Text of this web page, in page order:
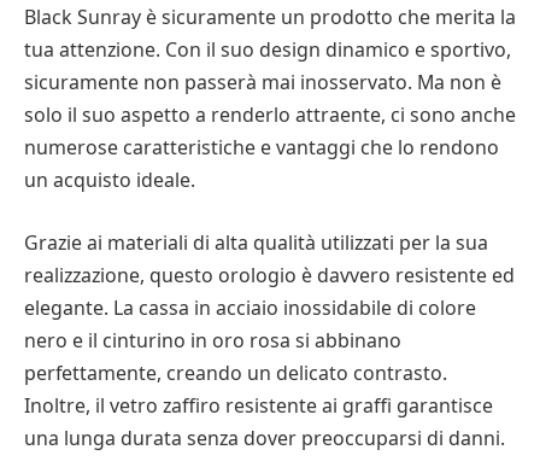
Black Sunray è sicuramente un prodotto che merita la
tua attenzione. Con il suo design dinamico e sportivo,
sicuramente non passerà mai inosservato. Ma non è
solo il suo aspetto a renderlo attraente, ci sono anche
numerose caratteristiche e vantaggi che lo rendono
un acquisto ideale.
Grazie ai materiali di alta qualità utilizzati per la sua
realizzazione, questo orologio è davvero resistente ed
elegante. La cassa in acciaio inossidabile di colore
nero e il cinturino in oro rosa si abbinano
perfettamente, creando un delicato contrasto.
Inoltre, il vetro zaffiro resistente ai graffi garantisce
una lunga durata senza dover preoccuparsi di danni.